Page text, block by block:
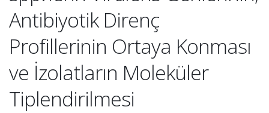
Antibiyotik Direnç
Profillerinin Ortaya Konması
ve İzolatların Moleküler
Tiplendirilmesi